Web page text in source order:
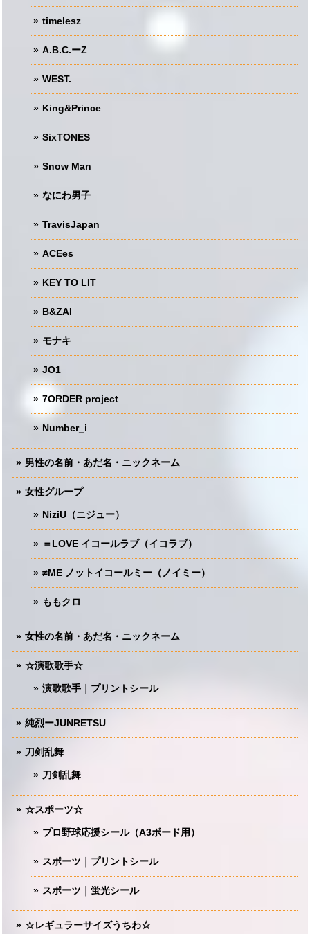
timelesz
A.B.C.ーZ
WEST.
King&Prince
SixTONES
Snow Man
なにわ男子
TravisJapan
ACEes
KEY TO LIT
B&ZAI
モナキ
JO1
7ORDER project
Number_i
男性の名前・あだ名・ニックネーム
女性グループ
NiziU（ニジュー）
＝LOVE イコールラブ（イコラブ）
≠ME ノットイコールミー（ノイミー）
ももクロ
女性の名前・あだ名・ニックネーム
☆演歌歌手☆
演歌歌手｜プリントシール
純烈ーJUNRETSU
刀剣乱舞
刀剣乱舞
☆スポーツ☆
プロ野球応援シール（A3ボード用）
スポーツ｜プリントシール
スポーツ｜蛍光シール
☆レギュラーサイズうちわ☆